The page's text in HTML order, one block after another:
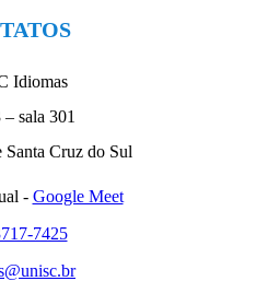
Idiomas
sala 301
Santa Cruz do Sul
- Google Meet
7425